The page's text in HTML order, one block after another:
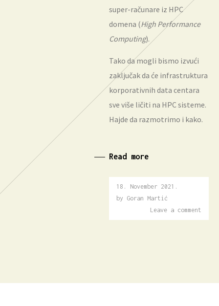
super-računare iz HPC
domena (High Performance
Computing).
Tako da mogli bismo izvući
zaključak da će infrastruktura
korporativnih data centara
sve više ličiti na HPC sisteme.
Hajde da razmotrimo i kako.
Read more
18. November 2021.
by Goran Martić
Leave a comment